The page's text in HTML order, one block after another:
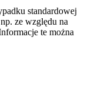
standardowej
ze względu na
te można